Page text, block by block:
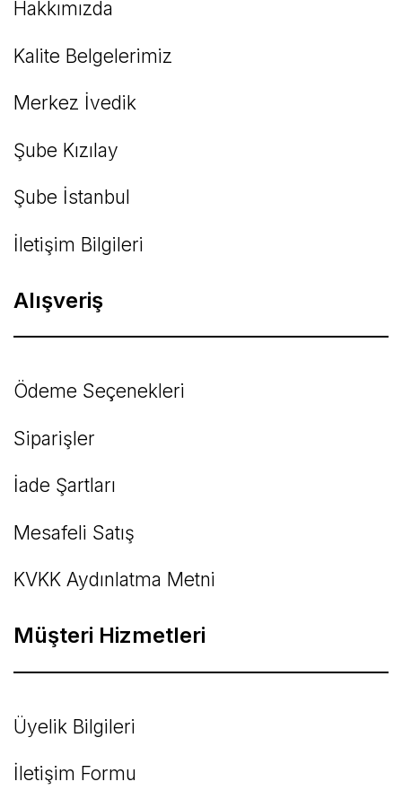
Hakkımızda
Kalite Belgelerimiz
Merkez İvedik
Şube Kızılay
Şube İstanbul
İletişim Bilgileri
Alışveriş
Ödeme Seçenekleri
Siparişler
İade Şartları
Mesafeli Satış
KVKK Aydınlatma Metni
Müşteri Hizmetleri
Üyelik Bilgileri
İletişim Formu